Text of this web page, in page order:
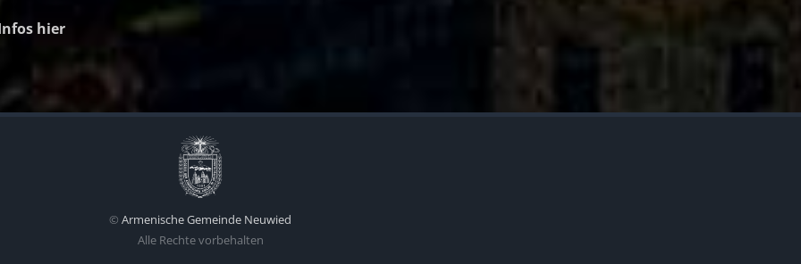
hier
© Armenische Gemeinde Neuwied
Alle Rechte vorbehalten